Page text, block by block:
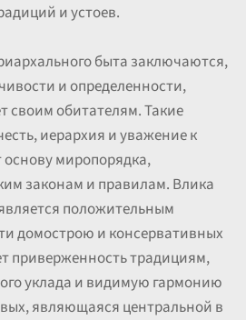
и устоев.
быта заключаются,
и определенности,
своим обитателям. Такие
иерархия и уважение к
миропорядка,
законам и правилам. Влика
положительным
домострою и консервативных
приверженность традициям,
уклада и видимую гармонию
являющаяся центральной в